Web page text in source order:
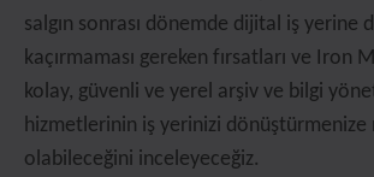
salgın sonrası dönemde dijital iş yerine
kaçırmaması gereken fırsatları ve Iron
kolay, güvenli ve yerel arşiv ve bilgi
hizmetlerinin iş yerinizi dönüştürmenize
olabileceğini inceleyeceğiz.